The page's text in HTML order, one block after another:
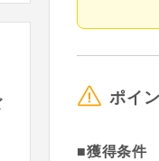
ポイ
■獲得条件